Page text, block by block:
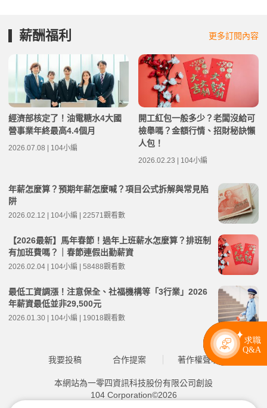
薪酬福利 更多訂閱內容
經濟部核定了！油電糖水4大國
營事業年終最高4.4個月
2026.07.08 | 104小編
開工紅包一般多少？老闆沒給可
檢舉嗎？金額行情、招財秘訣懶
人包！
2026.02.23 | 104小編
年薪怎麼算？預期年薪怎麼喊？項目公式拆解與常見陷
阱
2026.02.12 | 104小編 | 22571觀看數
【2026最新】馬年春節！過年上班薪水怎麼算？排班制
有加班費嗎？｜春節連假出勤薪資
2026.02.04 | 104小編 | 58488觀看數
最低工資調漲！注意保全、社福機構等「3行業」2026
年薪資最低並非29,500元
2026.01.30 | 104小編 | 19018觀看數
我要投稿 合作提案 著作權聲明
本網站為一零四資訊科技股份有限公司創設
104 Corporation©2026